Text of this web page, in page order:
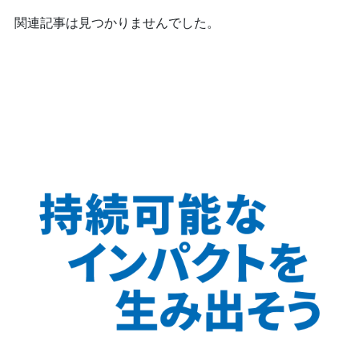
関連記事は見つかりませんでした。